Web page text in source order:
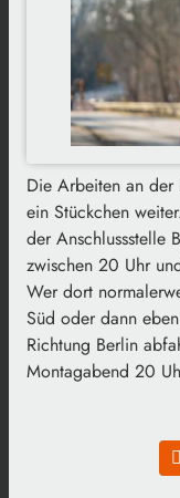
Die Arbeiten an der
ein Stückchen
der Anschlussstelle
zwischen 20 Uhr
Wer dort
Süd oder dann
Richtung Berlin
Montagabend 20